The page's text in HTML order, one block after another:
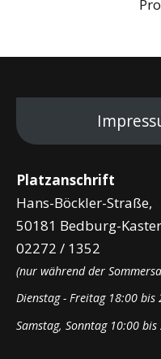
Platzanschrift
Hans-Böckler-Straße,
50181 Bedburg-Kaster
02272 / 1352
(nur während der
Dienstag - Freitag 18:00 bis
Samstag, Sonntag 10:00